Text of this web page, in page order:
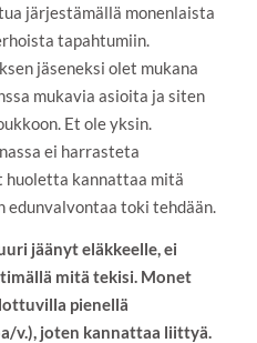
järjestämällä monenlaista
tapahtumiin.
jäseneksi olet mukana
mukavia asioita ja siten
Et ole yksin.
ei harrasteta
huoletta kannattaa mitä
edunvalvontaa toki tehdään.
jäänyt eläkkeelle, ei
mitä tekisi. Monet
pienellä
v.), joten kannattaa liittyä.